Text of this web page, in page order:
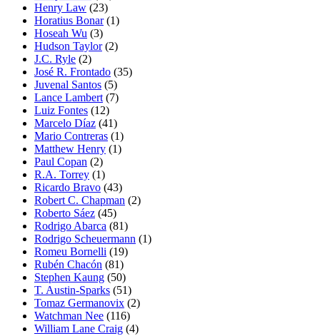
Henry Law (23)
Horatius Bonar(1)
Hoseah Wu (3)
Hudson Taylor(2)
J.C. Ryle (2)
José R. Frontado (35)
Juvenal Santos (5)
Lance Lambert (7)
Luiz Fontes (12)
Marcelo Díaz (41)
Mario Contreras (1)
Matthew Henry (1)
Paul Copan (2)
R.A. Torrey (1)
Ricardo Bravo (43)
Robert C. Chapman (2)
Roberto Sáez (45)
Rodrigo Abarca (81)
Rodrigo Scheuermann (1)
Romeu Bornelli (19)
Rubén Chacón (81)
Stephen Kaung (50)
T. Austin-Sparks (51)
Tomaz Germanovix (2)
Watchman Nee (116)
William Lane Craig (4)